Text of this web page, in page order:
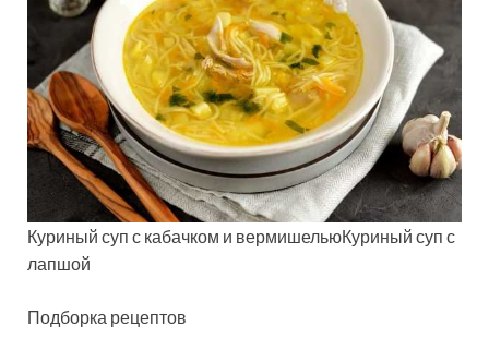
Куриный суп с кабачком и вермишельюКуриный суп с
лапшой
Подборка рецептов